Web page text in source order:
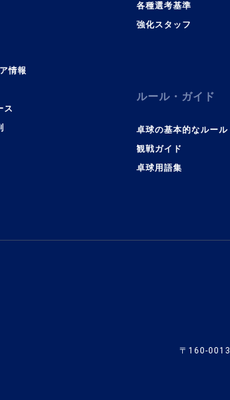
情報
ス
各種選考基準
強化スタッフ
ルール・ガイド
卓球の基本的なルール
観戦ガイド
卓球用語集
〒160-